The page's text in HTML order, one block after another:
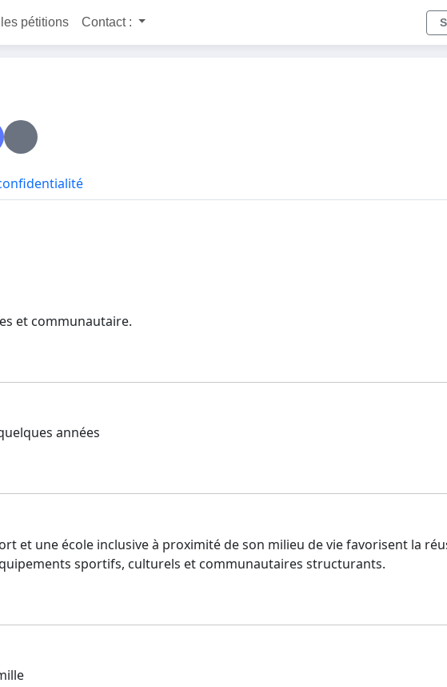
pétitions Contact :
et communautaire.
années
et une école inclusive à proximité de son milieu de vie favorisent la
sportifs, culturels et communautaires structurants.